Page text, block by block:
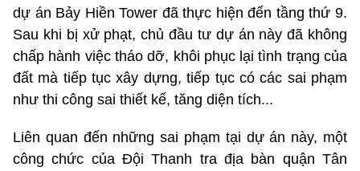
dự án Bảy Hiền Tower đã thực hiện đến tầng thứ 9.
Sau khi bị xử phạt, chủ đầu tư dự án này đã không
chấp hành việc tháo dỡ, khôi phục lại tình trạng của
đất mà tiếp tục xây dựng, tiếp tục có các sai phạm
như thi công sai thiết kế, tăng diện tích...
Liên quan đến những sai phạm tại dự án này, một
công chức của Đội Thanh tra địa bàn quận Tân